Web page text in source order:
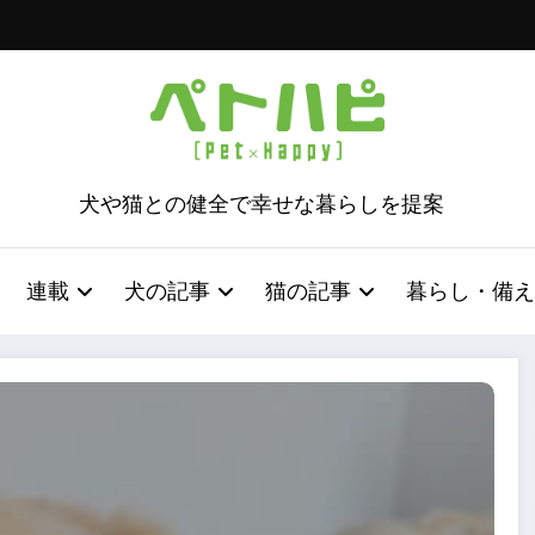
犬や猫との健全で幸せな暮らしを提案
連載 犬の記事 猫の記事 暮らし・備え